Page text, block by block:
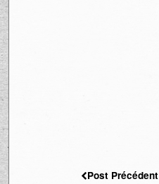
Post Précédent